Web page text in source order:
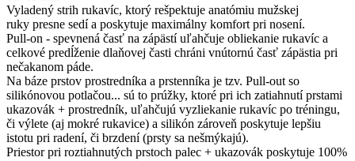
Vyladený strih rukavíc, ktorý rešpektuje anatómiu mužskej
ruky presne sedí a poskytuje maximálny komfort pri nosení.
Pull-on - spevnená časť na zápästí uľahčuje obliekanie rukavíc a
celkové predĺženie dlaňovej časti chráni vnútornú časť zápästia pri
nečakanom páde.
Na báze prstov prostredníka a prstenníka je tzv. Pull-out so
silikónovou potlačou... sú to prúžky, ktoré pri ich zatiahnutí prstami
ukazovák + prostredník, uľahčujú vyzliekanie rukavíc po tréningu,
či výlete (aj mokré rukavice) a silikón zároveň poskytuje lepšiu
istotu pri radení, či brzdení (prsty sa nešmýkajú).
Priestor pri roztiahnutých prstoch palec + ukazovák poskytuje 100%